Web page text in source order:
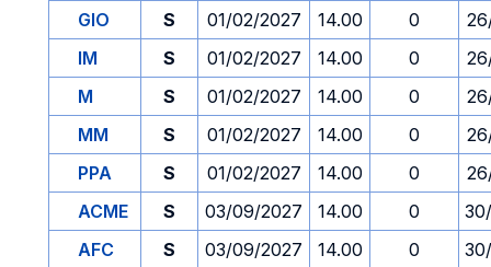
GIO
S 01/02/2027 14.00 0
IM
S 01/02/2027 14.00 0
M
S 01/02/2027 14.00 0
MM
S 01/02/2027 14.00 0
PPA
S 01/02/2027 14.00 0
ACME
S 03/09/2027 14.00 0
AFC
S 03/09/2027 14.00 0